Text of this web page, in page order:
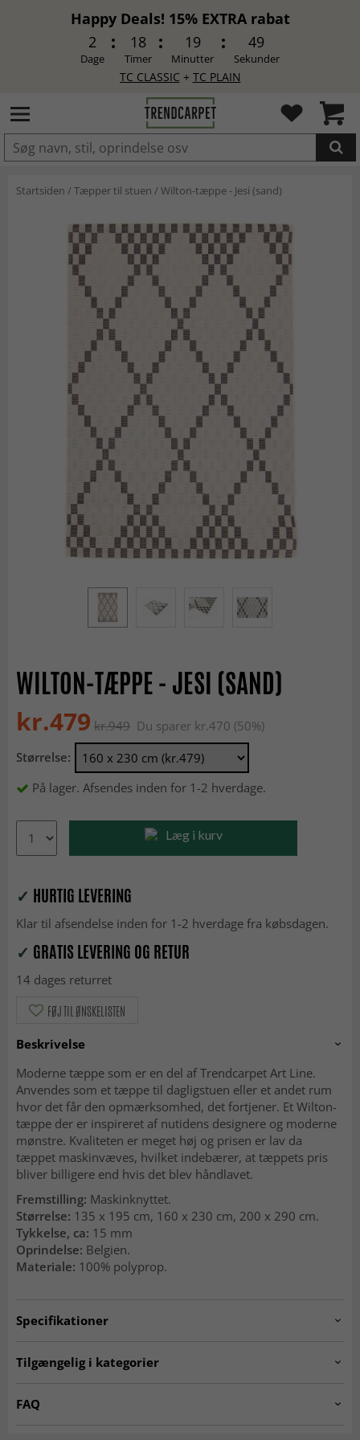
Happy Deals! 15% EXTRA rabat
2
Dage
18
Timer
19
Minutter
48
Sekunder
TC CLASSIC + TC PLAIN
LAGT I INDKØBSKURVEN.
Startsiden /Tæpper til stuen /Wilton-tæppe - Jesi (sand)
WILTON-TÆPPE - JESI (SAND)
kr.479 kr.949 Du sparer kr.470 (50%)
Størrelse:
På lager. Afsendes inden for 1-2 hverdage.
Læg i kurv
✓ HURTIG LEVERING
Klar til afsendelse inden for 1-2 hverdage fra købsdagen.
✓ GRATIS LEVERING OG RETUR
14 dages returret
FØJ TIL ØNSKELISTEN
Beskrivelse
Moderne tæppe som er en del af Trendcarpet Art Line.
Anvendes som et tæppe til dagligstuen eller et andet rum
hvor det får den opmærksomhed, det fortjener. Et Wilton-
tæppe der er inspireret af nutidens designere og moderne
mønstre. Kvaliteten er meget høj og prisen er lav da
tæppet maskinvæves, hvilket indebærer, at tæppets pris
bliver billigere end hvis det blev håndlavet.
Fremstilling: Maskinknyttet.
Størrelse: 135 x 195 cm, 160 x 230 cm, 200 x 290 cm.
Tykkelse, ca: 15 mm
Oprindelse: Belgien.
Materiale: 100% polyprop.
Specifikationer
Tilgængelig i kategorier
FAQ